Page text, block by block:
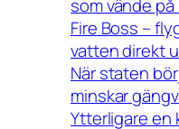
som vände
Fire Boss –
vatten direkt
När staten
minskar
Ytterligare en